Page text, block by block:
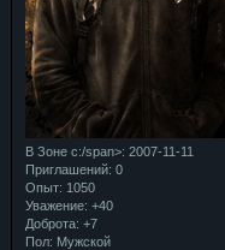
В Зоне с:/span>: 2007-11-11
Приглашений: 0
Опыт: 1050
Уважение: +40
Доброта: +7
Пол: Мужской